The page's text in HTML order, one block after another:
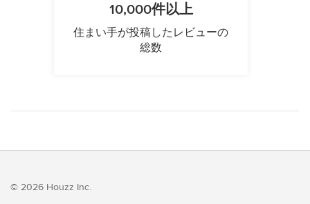
10,000件以上
住まい手が投稿したレビューの
総数
© 2026 Houzz Inc.